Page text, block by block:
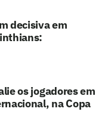
decisiva em
os jogadores em
na Copa